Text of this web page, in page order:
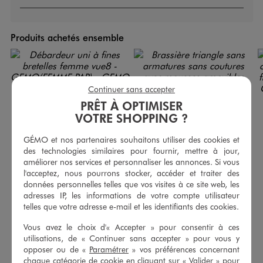
Produits achetés ensemble
Débardeur uni à fines bretelles femme
3,99 €
-50% sur le 2ème produit d'été
4.5/5 de moyenne
(1628 avis)
12,99 €
4.5/5 de moyenne
PRÊT À OPTIMISER
VOTRE SHOPPING ?
GÉMO et nos partenaires souhaitons utiliser des cookies et
des technologies similaires pour fournir, mettre à jour,
améliorer nos services et personnaliser les annonces. Si vous
l'acceptez, nous pourrons stocker, accéder et traiter des
données personnelles telles que vos visites à ce site web, les
adresses IP, les informations de votre compte utilisateur
telles que votre adresse e-mail et les identifiants des cookies.
Vous avez le choix d'« Accepter » pour consentir à ces
utilisations, de « Continuer sans accepter » pour vous y
opposer ou de « Paramétrer » vos préférences concernant
chaque catégorie de cookie en cliquant sur « Valider » pour
Continuer sans accepter